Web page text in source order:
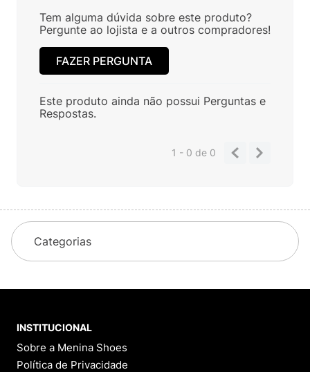
Tem alguma dúvida sobre este produto?
Pergunte ao lojista e a outros compradores!
FAZER PERGUNTA
Este produto ainda não possui Perguntas e
Respostas.
1 - 0de 0
Categorias
INSTITUCIONAL
Sobre a Menina Shoes
Política de Privacidade